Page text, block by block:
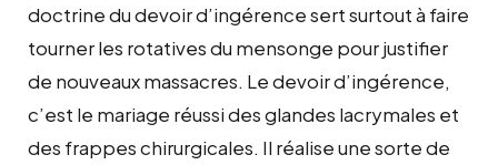
doctrine du devoir d’ingérence sert surtout à faire
tourner les rotatives du mensonge pour justifier
de nouveaux massacres. Le devoir d’ingérence,
c’est le mariage réussi des glandes lacrymales et
des frappes chirurgicales. Il réalise une sorte de